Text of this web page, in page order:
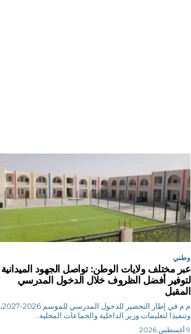
وطني
عبر مختلف ولايات الوطن: تواصل الجهود الميدانية
لتوفير أفضل الظروف خلال الدخول المدرسي
المقبل
م م في إطار التحضير للدخول المدرسي للموسم 2026-2027،
وتنفيذا لتعليمات وزير الداخلية والجماعات المحلية...
9 أغسطس 2026